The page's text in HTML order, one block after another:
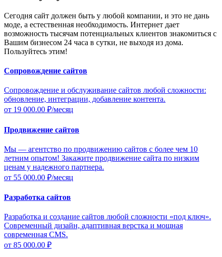
Сегодня сайт должен быть у любой компании, и это не дань
моде, а естественная необходимость. Интернет дает
возможность тысячам потенциальных клиентов знакомиться с
Вашим бизнесом 24 часа в сутки, не выходя из дома.
Пользуйтесь этим!
Сопровождение сайтов
Сопровождение и обслуживание сайтов любой сложности:
обновление, интеграции, добавление контента.
от 19 000.00 ₽/месяц
Продвижение сайтов
Мы — агентство по продвижению сайтов с более чем 10
летним опытом! Закажите продвижение сайта по низким
ценам у надежного партнера.
от 55 000.00 ₽/месяц
Разработка сайтов
Разработка и создание сайтов любой сложности «под ключ».
Современный дизайн, адаптивная верстка и мощная
современная CMS.
от 85 000.00 ₽